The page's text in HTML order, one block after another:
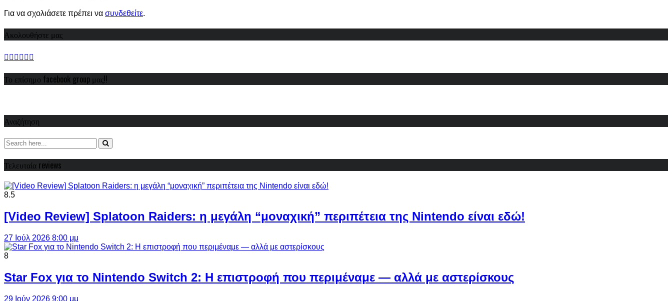
Για να σχολιάσετε πρέπει να συνδεθείτε.
Ακολουθήστε μας
Το επίσημο facebook group μας!!
Αναζήτηση
Τελευταία reviews
8.5
[Video Review] Splatoon Raiders: η μεγάλη “μοναχική” περιπέτεια της Nintendo είναι εδώ!
27 Ιούλ 2026 8:00 μμ
8
Star Fox για το Nintendo Switch 2: Η επιστροφή που περιμέναμε — αλλά με αστερίσκους
29 Ιούν 2026 9:00 μμ